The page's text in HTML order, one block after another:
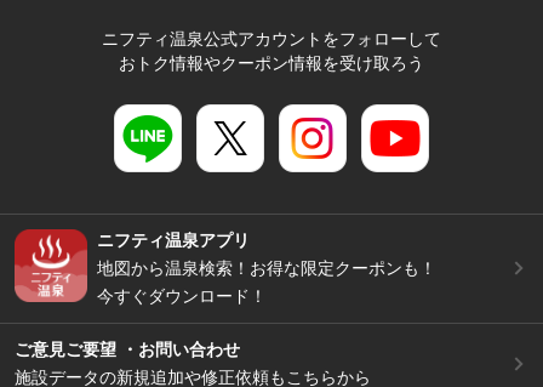
ニフティ温泉公式アカウントをフォローして
おトク情報やクーポン情報を受け取ろう
ニフティ温泉アプリ
地図から温泉検索！お得な限定クーポンも！
今すぐダウンロード！
ご意見ご要望 ・お問い合わせ
施設データの新規追加や修正依頼もこちらから